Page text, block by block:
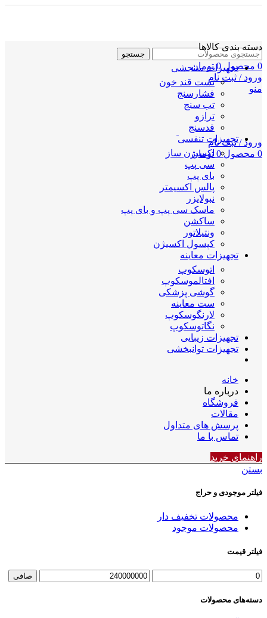
جستجو
0 محصول 0 تومان
ورود / ثبت نام
منو
ورود / ثبت نام
0 محصول 0 تومان
دسته بندی کالاها
تجهیزات سنجشی
تست قند خون
فشارسنج
تب سنج
ترازو
قدسنج
تجهیزات تنفسی
اکسیژن ساز
سی پپ
بای پپ
پالس اکسیمتر
نبولایزر
ماسک سی پپ و بای پپ
ساکشن
ونتیلاتور
کپسول اکسیژن
تجهیزات معاینه
اتوسکوپ
افتالموسکوپ
گوشی پزشکی
ست معاینه
لارنگوسکوپ
نگاتوسکوپ
تجهیزات زیبایی
تجهیزات توانبخشی
خانه
درباره ما
فروشگاه
مقالات
پرسش های متداول
تماس با ما
راهنمای خرید
بستن
فیلتر موجودی و حراج
محصولات تخفیف دار
محصولات موجود
فیلتر قیمت
حداقل
حداكثر
صافی
دسته‌های محصولات